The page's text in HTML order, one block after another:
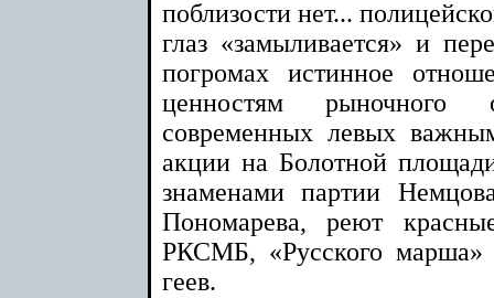
поблизости нет...
глаз «замыливается» и
погромах истинное
ценностям
современных левых
акции на Болотной
знаменами партии
Пономарева, реют
РКСМБ, «Русского
геев.